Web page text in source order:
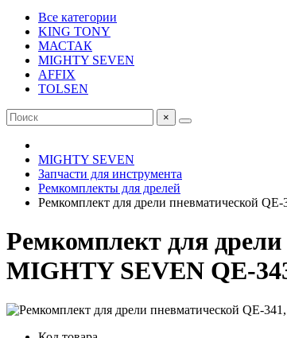
Все категории
KING TONY
МАСТАК
MIGHTY SEVEN
AFFIX
TOLSEN
×
MIGHTY SEVEN
Запчасти для инструмента
Ремкомплекты для дрелей
Ремкомплект для дрели пневматической
Ремкомплект для
MIGHTY SEVEN QE-